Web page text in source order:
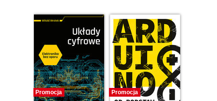
Promocja Promocja